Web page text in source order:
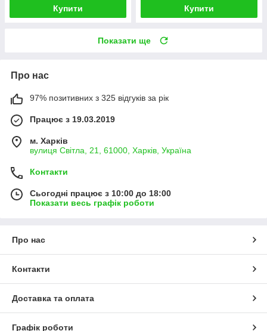
Купити Купити
Показати ще
Про нас
97% позитивних з 325 відгуків за рік
Працює з 19.03.2019
м. Харків
вулиця Світла, 21, 61000, Харків, Україна
Контакти
Сьогодні працює з 10:00 до 18:00
Показати весь графік роботи
Про нас
Контакти
Доставка та оплата
Графік роботи